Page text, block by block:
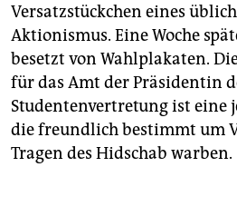
Versatzstückchen eines
Aktionismus. Eine Woche
besetzt von Wahlplakaten.
für das Amt der Präsidentin
Studentenvertretung ist eine
die freundlich bestimmt um
Tragen des Hidschab warben.